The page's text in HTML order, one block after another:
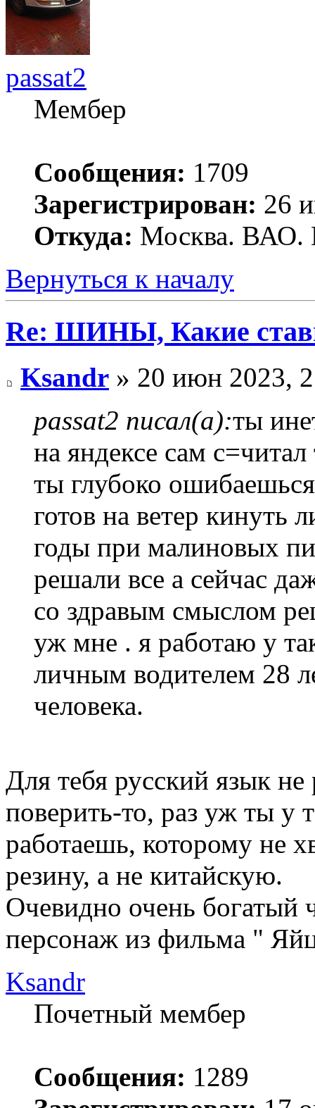
passat2
Мембер
Сообщения: 1709
Зарегистрирован: 26
Откуда: Москва. ВАО.
Вернуться к началу
Re: ШИНЫ, Какие
Ksandr » 20 июн 2023,
passat2 писал(а):ты
на яндексе сам
ты глубоко
готов на ветер кинуть
годы при малиновых
решали все а сейчас
со здравым смыслом
уж мне . я работаю у
личным водителем 28
человека.
Для тебя русский язык
поверить-то, раз уж ты у
работаешь, которому не
резину, а не китайскую.
Очевидно очень богатый
персонаж из фильма "
Ksandr
Почетный мембер
Сообщения: 1289